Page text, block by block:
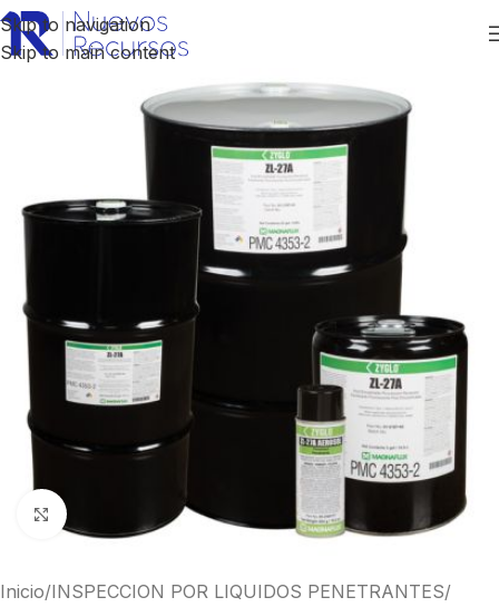
Skip to navigation
Skip to main content
Click to enlarge
Inicio/INSPECCION POR LIQUIDOS PENETRANTES/